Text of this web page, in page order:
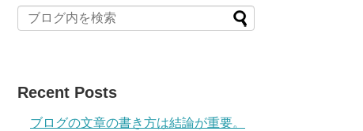
Recent Posts
ブログの文章の書き方は結論が重要。